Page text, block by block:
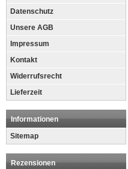
Datenschutz
Unsere AGB
Impressum
Kontakt
Widerrufsrecht
Lieferzeit
Informationen
Sitemap
Rezensionen